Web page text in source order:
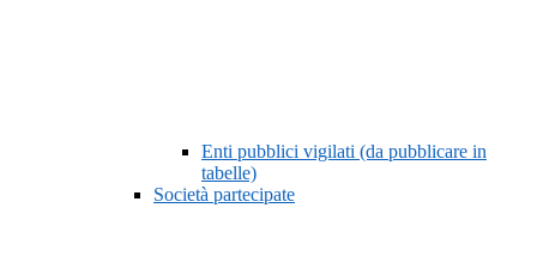
Enti pubblici vigilati (da pubblicare in
tabelle)
Società partecipate